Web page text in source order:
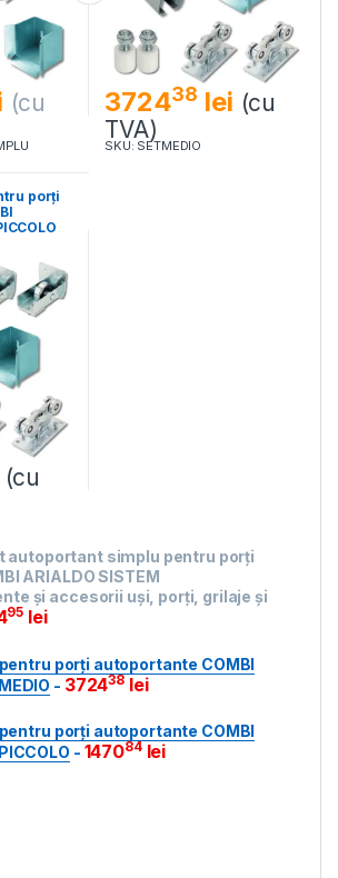
(cu
372438 lei (cu
TVA)
SKU: SETMEDIO
porți
(cu
autoportant simplu pentru porți
ARIALDO SISTEM
și accesorii uși, porți, grilaje și
95 lei
porți autoportante COMBI
- 372438 lei
porți autoportante COMBI
- 147084 lei